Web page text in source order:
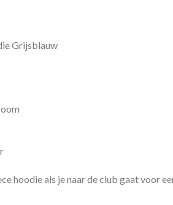
Grijsblauw
hoodie als je naar de club gaat voor